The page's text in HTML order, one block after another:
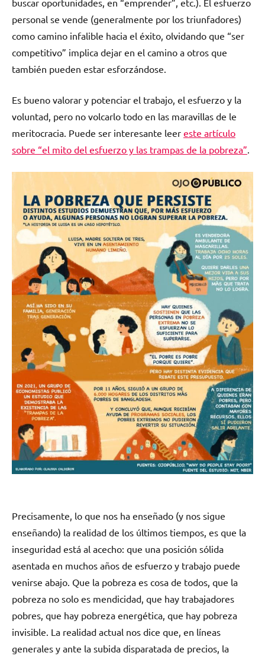
buscar oportunidades, en “emprender”, etc.). El esfuerzo
personal se vende (generalmente por los triunfadores)
como camino infalible hacia el éxito, olvidando que “ser
competitivo” implica dejar en el camino a otros que
también pueden estar esforzándose.
Es bueno valorar y potenciar el trabajo, el esfuerzo y la
voluntad, pero no volcarlo todo en las maravillas de le
meritocracia. Puede ser interesante leer este artículo
sobre “el mito del esfuerzo y las trampas de la pobreza”.
Precisamente, lo que nos ha enseñado (y nos sigue
enseñando) la realidad de los últimos tiempos, es que la
inseguridad está al acecho: que una posición sólida
asentada en muchos años de esfuerzo y trabajo puede
venirse abajo. Que la pobreza es cosa de todos, que la
pobreza no solo es mendicidad, que hay trabajadores
pobres, que hay pobreza energética, que hay pobreza
invisible. La realidad actual nos dice que, en líneas
generales y ante la subida disparatada de precios, la